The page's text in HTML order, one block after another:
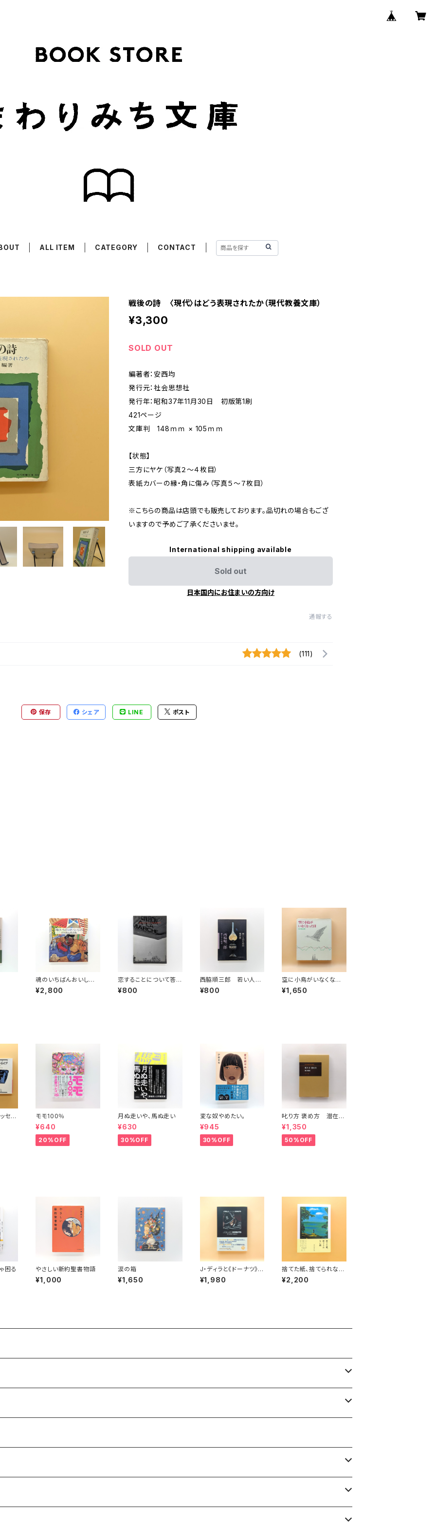
ALL ITEM CATEGORY CONTACT
戦後の詩 〈現代〉はどう表現されたか（現代教養文庫）
¥3,300
SOLD OUT
編著者：安西均
発行元：社会思想社
発行年：昭和37年11月30日 初版第1刷
421ページ
文庫判 148ｍｍ × 105ｍｍ
【状態】
三方にヤケ（写真２～４枚目）
表紙カバーの縁・角に傷み（写真５～７枚目）
※こちらの商品は店頭でも販売しております。品切れの場合もござ
いますので予めご了承くださいませ。
International shipping available
Sold out
日本国内にお住まいの方向け
通報する
(111)
保存 シェア LINE ポスト
魂のいちばんおいしい
ところ 谷川俊太郎詩
集
¥2,800
恋することについて答え
を出そう
¥800
西脇順三郎 若い人の
ための現代詩（現代教
養文庫710）
¥800
空に小鳥がいなくなっ
た日
¥1,650
セイ
モモ100％
¥640
20%OFF
月ぬ走いや、馬ぬ走い
¥630
30%OFF
変な奴やめたい。
¥945
30%OFF
叱り方 褒め方 潜在意
識教育法叢書
¥1,350
50%OFF
困る やさしい新約聖書物語
¥1,000
涙の箱
¥1,650
J・ディラと《ドーナツ》の
ビート革命
¥1,980
捨てた紙、捨てられない
紙
¥2,200